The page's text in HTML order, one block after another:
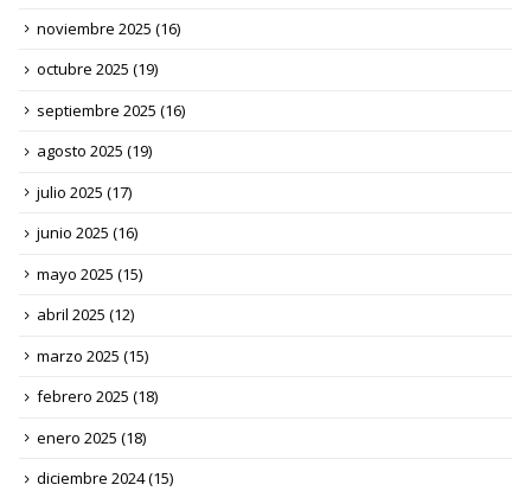
noviembre 2025 (16)
octubre 2025 (19)
septiembre 2025 (16)
agosto 2025 (19)
julio 2025 (17)
junio 2025 (16)
mayo 2025 (15)
abril 2025 (12)
marzo 2025 (15)
febrero 2025 (18)
enero 2025 (18)
diciembre 2024(15)